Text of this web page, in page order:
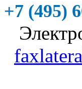
+7 (495)